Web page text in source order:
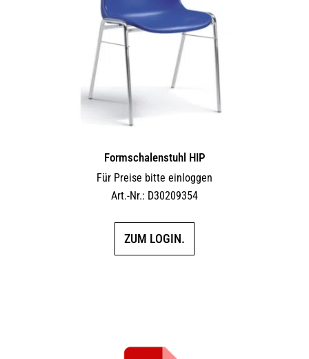
Formschalenstuhl HIP
Für Preise bitte einloggen
Art.-Nr.: D30209354
ZUM LOGIN.